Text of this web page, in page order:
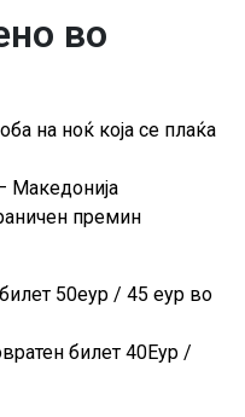
во
на ноќ која се плаќа
Македонија
премин
50еур / 45 еур во
билет 40Еур /